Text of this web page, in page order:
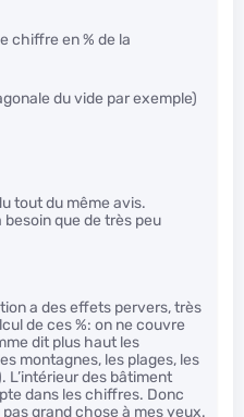
chiffre en % de la
du vide par exemple)
tout du même avis.
besoin que de très peu
a des effets pervers, très
de ces %: on ne couvre
dit plus haut les
montagnes, les plages, les
des bâtiment
dans les chiffres. Donc
pas grand chose à mes yeux.